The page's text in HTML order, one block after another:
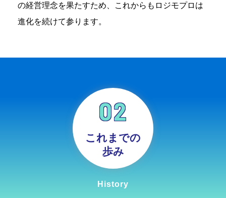
の経営理念を果たすため、これからもロジモプロは
進化を続けて参ります。
02
これまでの
歩み
History